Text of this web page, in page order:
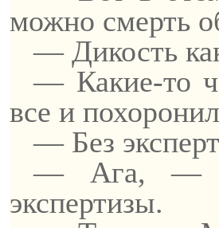
можно смерть
— Дикость
— Какие-то
все и
— Без
— Ага, —
экспертизы.